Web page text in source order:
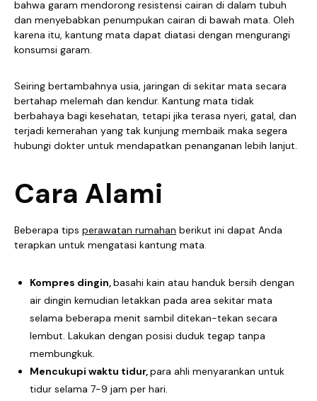
bahwa garam mendorong resistensi cairan di dalam tubuh
dan menyebabkan penumpukan cairan di bawah mata. Oleh
karena itu, kantung mata dapat diatasi dengan mengurangi
konsumsi garam.
Seiring bertambahnya usia, jaringan di sekitar mata secara
bertahap melemah dan kendur. Kantung mata tidak
berbahaya bagi kesehatan, tetapi jika terasa nyeri, gatal, dan
terjadi kemerahan yang tak kunjung membaik maka segera
hubungi dokter untuk mendapatkan penanganan lebih lanjut.
Cara Alami
Beberapa tips perawatan rumahan berikut ini dapat Anda
terapkan untuk mengatasi kantung mata.
Kompres dingin,basahi kain atau handuk bersih dengan
air dingin kemudian letakkan pada area sekitar mata
selama beberapa menit sambil ditekan-tekan secara
lembut. Lakukan dengan posisi duduk tegap tanpa
membungkuk.
Mencukupi waktu tidur,para ahli menyarankan untuk
tidur selama 7-9 jam per hari.